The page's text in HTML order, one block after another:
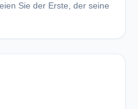
Sie der Erste, der seine